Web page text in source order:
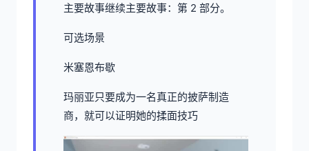
主要故事继续主要故事：第 2 部分。
可选场景
米塞恩布歇
玛丽亚只要成为一名真正的披萨制造
商，就可以证明她的揉面技巧